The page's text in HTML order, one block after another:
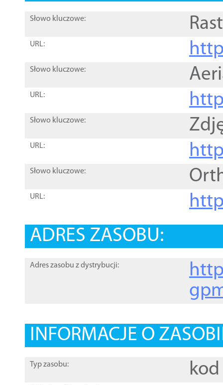
Słowo kluczowe:
URL:
Słowo kluczowe:
URL:
Słowo kluczowe:
URL:
Słowo kluczowe:
URL:
ADRES ZASOBU:
Adres zasobu z dystrybucji:
INFORMACJE O
Typ zasobu: kod